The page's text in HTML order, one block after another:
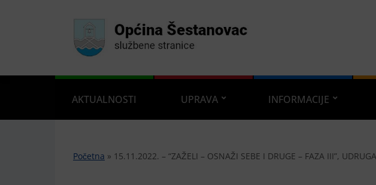
AKTUALNOSTI UPRAVA INFORMACIJE
Početna » 15.11.2022. – “ZAŽELI – OSNAŽI SEBE I DRUGE – FAZA III”,